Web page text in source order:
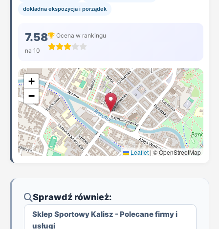
dokładna ekspozycja i porządek
7.58
na 10
Ocena w rankingu
+
−
Leaflet | © OpenStreetMap
Sprawdź również:
Sklep Sportowy Kalisz - Polecane firmy i
usługi